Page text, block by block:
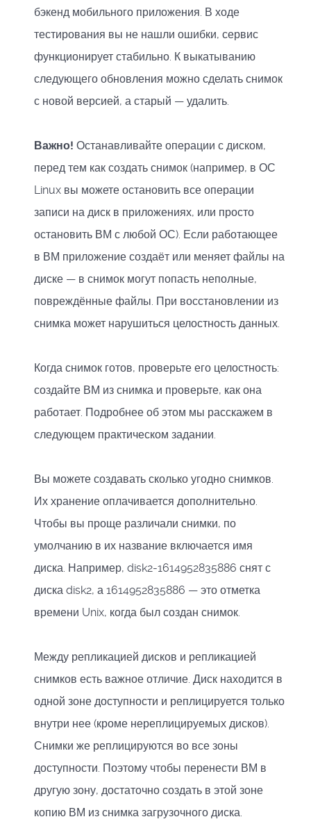
бэкенд мобильного приложения. В ходе
тестирования вы не нашли ошибки, сервис
функционирует стабильно. К выкатыванию
следующего обновления можно сделать снимок
с новой версией, а старый — удалить.
Важно! Останавливайте операции с диском,
перед тем как создать снимок (например, в ОС
Linux вы можете остановить все операции
записи на диск в приложениях, или просто
остановить ВМ с любой ОС). Если работающее
в ВМ приложение создаёт или меняет файлы на
диске — в снимок могут попасть неполные,
повреждённые файлы. При восстановлении из
снимка может нарушиться целостность данных.
Когда снимок готов, проверьте его целостность:
создайте ВМ из снимка и проверьте, как она
работает. Подробнее об этом мы расскажем в
следующем практическом задании.
Вы можете создавать сколько угодно снимков.
Их хранение оплачивается дополнительно.
Чтобы вы проще различали снимки, по
умолчанию в их название включается имя
диска. Например, disk2-1614952835886 снят с
диска disk2, а 1614952835886 — это отметка
времени Unix, когда был создан снимок.
Между репликацией дисков и репликацией
снимков есть важное отличие. Диск находится в
одной зоне доступности и реплицируется только
внутри нее (кроме нереплицируемых дисков).
Снимки же реплицируются во все зоны
доступности. Поэтому чтобы перенести ВМ в
другую зону, достаточно создать в этой зоне
копию ВМ из снимка загрузочного диска.